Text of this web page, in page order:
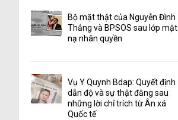
Bộ mặt thật của Nguyễn Đình
Thắng và BPSOS sau lớp mặt
nạ nhân quyền
Vụ Y Quynh Bdap: Quyết định
dẫn độ và sự thật đằng sau
những lời chỉ trích từ Ân xá
Quốc tế